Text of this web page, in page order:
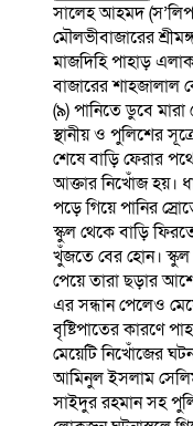
সালেহ আহমদ
মৌলভীবাজারের
মাজদিহি পাহাড়
বাজারের শাহজালাল
(৯) পানিতে ডুবে মারা
স্থানীয় ও পুলিশের
শেষে বাড়ি ফেরার
আক্তার নিখোঁজ হয়।
পড়ে গিয়ে পানির
স্কুল থেকে বাড়ি
খুঁজতে বের হোন।
পেয়ে তারা ছড়ার
এর সন্ধান পেলেও
বৃষ্টিপাতের কারণে
মেয়েটি নিখোঁজের
আমিনুল ইসলাম
সাইদুর রহমান সহ